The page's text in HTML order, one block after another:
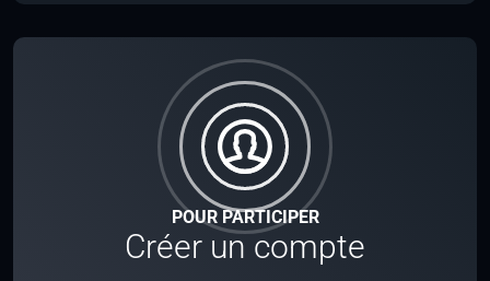
POUR PARTICIPER
Créer un compte